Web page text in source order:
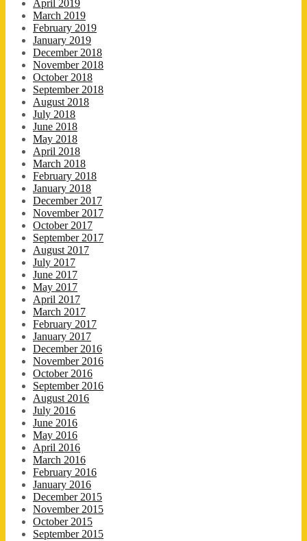
April 2019
March 2019
February 2019
January 2019
December 2018
November 2018
October 2018
September 2018
August 2018
July 2018
June 2018
May 2018
April 2018
March 2018
February 2018
January 2018
December 2017
November 2017
October 2017
September 2017
August 2017
July 2017
June 2017
May 2017
April 2017
March 2017
February 2017
January 2017
December 2016
November 2016
October 2016
September 2016
August 2016
July 2016
June 2016
May 2016
April 2016
March 2016
February 2016
January 2016
December 2015
November 2015
October 2015
September 2015